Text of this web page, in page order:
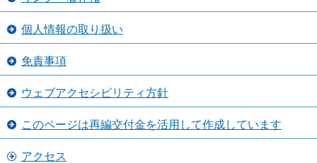
個人情報の取り扱い
免責事項
ウェブアクセシビリティ方針
このページは再編交付金を活用して作成しています
アクセス